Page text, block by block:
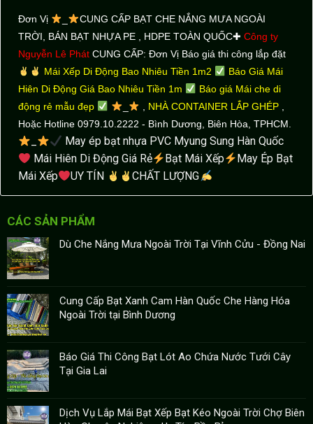
Đơn Vị
CUNG CẤP BẠT CHE NẮNG MƯA NGOÀI
TRỜI, BÁN BẠT NHỰA PE , HDPE TOÀN QUỐC✚ Công ty
Nguyễn Lê Phát CUNG CẤP: Đơn Vị Báo giá thi công lắp đặt
Mái Xếp Di Động Bao Nhiêu Tiền 1m2
Báo Giá Mái
Hiên Di Động Giá Bao Nhiêu Tiền 1m
Báo giá Mái che di
động rẻ mẫu đẹp
, NHÀ CONTAINER LẮP GHÉP ,
Hoặc Hotline 0979.10.2222 - Bình Dương, Biên Hòa, TPHCM.
May ép bạt nhựa PVC Myung Sung Hàn Quốc
Mái Hiên Di Động Giá Rẻ
Bạt Mái Xếp
May Ép Bạt
Mái Xếp
UY TÍN CHẤT LƯỢNG
CÁC SẢN PHẨM
Dù Che Nắng Mưa Ngoài Trời Tại Vĩnh Cửu - Đồng Nai
Cung Cấp Bạt Xanh Cam Hàn Quốc Che Hàng Hóa
Ngoài Trời tại Bình Dương
Báo Giá Thi Công Bạt Lót Ao Chứa Nước Tưới Cây
Tại Gia Lai
Dịch Vụ Lắp Mái Bạt Xếp Bạt Kéo Ngoài Trời Chợ Biên